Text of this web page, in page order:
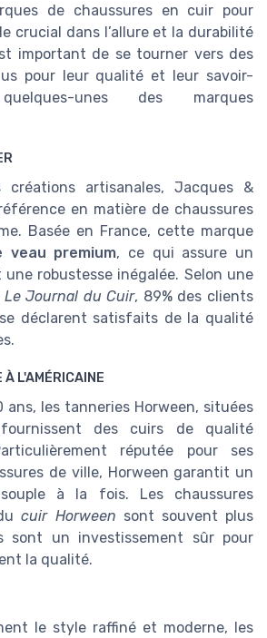
de chaussures en cuir pour
crucial dans l’allure et la durabilité
important de se tourner vers des
pour leur qualité et leur savoir-
unes des marques
créations artisanales, Jacques &
en matière de chaussures
Basée en France, cette marque
veau premium, ce qui assure un
robustesse inégalée. Selon une
Le Journal du Cuir, 89% des clients
déclarent satisfaits de la qualité
À L'AMÉRICAINE
ans, les tanneries Horween, situées
des cuirs de qualité
réputée pour ses
de ville, Horween garantit un
à la fois. Les chaussures
cuir Horween sont souvent plus
sont un investissement sûr pour
la qualité.
le style raffiné et moderne, les